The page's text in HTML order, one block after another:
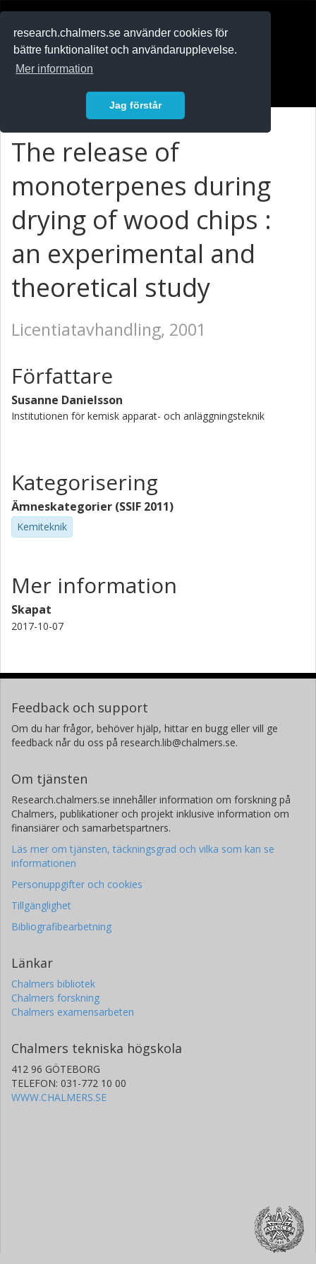
research.chalmers.se använder cookies för
bättre funktionalitet och användarupplevelse.
Mer information
Jag förstår
The release of
monoterpenes during
drying of wood chips :
an experimental and
theoretical study
Licentiatavhandling, 2001
Författare
Susanne Danielsson
Institutionen för kemisk apparat- och anläggningsteknik
Kategorisering
Ämneskategorier (SSIF 2011)
Kemiteknik
Mer information
Skapat
2017-10-07
Feedback och support
Om du har frågor, behöver hjälp, hittar en bugg eller vill ge
feedback når du oss på research.lib@chalmers.se.
Om tjänsten
Research.chalmers.se innehåller information om forskning på
Chalmers, publikationer och projekt inklusive information om
finansiärer och samarbetspartners.
Läs mer om tjänsten, täckningsgrad och vilka som kan se
informationen
Personuppgifter och cookies
Tillgänglighet
Bibliografibearbetning
Länkar
Chalmers bibliotek
Chalmers forskning
Chalmers examensarbeten
Chalmers tekniska högskola
412 96 GÖTEBORG
TELEFON: 031-772 10 00
WWW.CHALMERS.SE